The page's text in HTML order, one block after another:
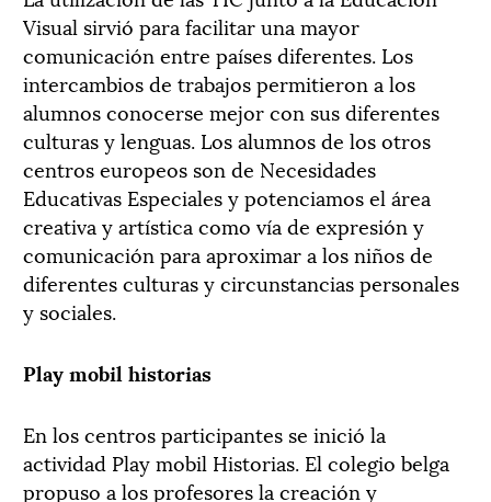
Visual sirvió para facilitar una mayor
comunicación entre países diferentes. Los
intercambios de trabajos permitieron a los
alumnos conocerse mejor con sus diferentes
culturas y lenguas. Los alumnos de los otros
centros europeos son de Necesidades
Educativas Especiales y potenciamos el área
creativa y artística como vía de expresión y
comunicación para aproximar a los niños de
diferentes culturas y circunstancias personales
y sociales.
Play mobil historias
En los centros participantes se inició la
actividad Play mobil Historias. El colegio belga
propuso a los profesores la creación y